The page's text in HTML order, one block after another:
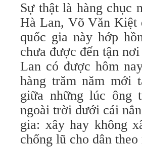
Sự thật là hàng chục
Hà Lan, Võ Văn Kiệt
quốc gia này hớp
chưa được đến tận
Lan có được hôm
hàng trăm năm mới
giữa những lúc ông
ngoài trời dưới cái
gia: xây hay không
chống lũ cho dân